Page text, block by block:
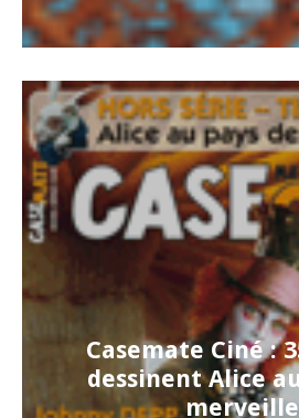
Casemate Ciné :
dessinent Alice